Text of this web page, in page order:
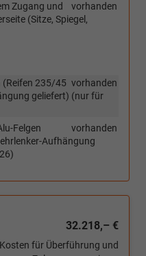
vorhanden
Zugang und
(Sitze, Spiegel,
vorhanden
(Reifen 235/45
geliefert) (nur für
vorhanden
Felgen
Aufhängung
32.218,– €
für Überführung und